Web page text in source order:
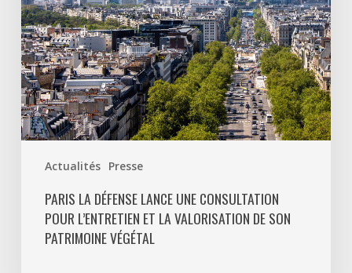
Actualités Presse
et
la
valorisation
de
son
patrimoine
végétal
PARIS LA DÉFENSE LANCE UNE CONSULTATION
POUR L’ENTRETIEN ET LA VALORISATION DE SON
PATRIMOINE VÉGÉTAL